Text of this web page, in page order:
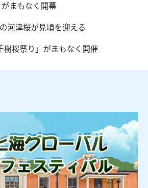
まもなく開幕
河津桜が見頃を迎える
樹桜祭り」がまもなく開催